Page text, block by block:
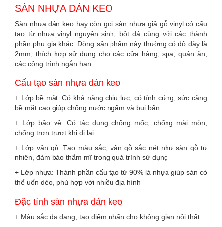
SÀN NHỰA DÁN KEO
Sàn nhựa dán keo hay còn gọi sàn nhựa giả gỗ vinyl có cấu
tạo từ nhựa vinyl nguyên sinh, bột đá cùng với các thành
phần phụ gia khác. Dòng sản phẩm này thường có độ dày là
2mm, thích hợp sử dụng cho các cửa hàng, spa, quán ăn,
các công trình ngắn hạn.
Cấu tạo sàn nhựa dán keo
+ Lớp bề mặt: Có khả năng chịu lực, có tính cứng, sức căng
bề mặt cao giúp chống nước ngấm và bụi bẩn.
+ Lớp bảo vệ: Có tác dụng chống mốc, chống mài mòn,
chống trơn trượt khi đi lại
+ Lớp vân gỗ: Tạo màu sắc, vân gỗ sắc nét như sàn gỗ tự
nhiên, đảm bảo thẩm mĩ trong quá trình sử dụng
+ Lớp nhựa: Thành phần cấu tạo từ 90% là nhựa giúp sàn có
thể uốn dẻo, phù hợp với nhiều địa hình
Đặc tính sàn nhựa dán keo
+ Màu sắc đa dạng, tạo điểm nhấn cho không gian nội thất